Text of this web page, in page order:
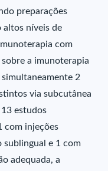
preparações
altos níveis de
com
a imunoterapia
2
via subcutânea
estudos
com injeções
sublingual e 1 com
adequada, a